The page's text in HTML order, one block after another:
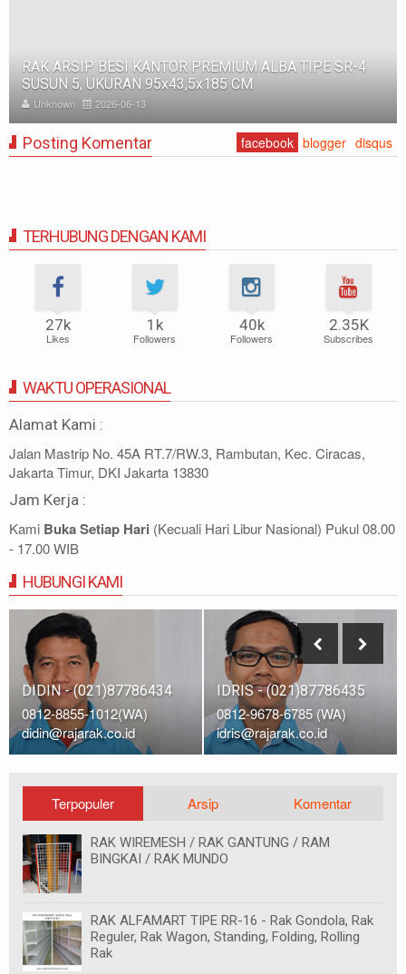
ALBA TIPE SR-4
CM
RAK BESI SUSUN GUDANG
500, WARNA FULL BIRU,
Posting Komentar facebook blogger disqus
TERHUBUNG DENGAN KAMI
27k
Likes
1k
Followers
40k
Followers
2.35K
Subscribes
WAKTU OPERASIONAL
Alamat Kami :
Jalan Mastrip No. 45A RT.7/RW.3, Rambutan, Kec. Ciracas,
Jakarta Timur, DKI Jakarta 13830
Jam Kerja :
Kami Buka Setiap Hari (Kecuali Hari Libur Nasional) Pukul 08.00
- 17.00 WIB
HUBUNGI KAMI
IDRIS - (021)87786435
0812-9678-6785 (WA)
idris@rajarak.co.id
DIDIN - (021)87786434
0812-8855-1012(WA)
didin@rajarak.co.id
Terpopuler Arsip Komentar
RAK WIREMESH / RAK GANTUNG / RAM
BINGKAI / RAK MUNDO
RAK ALFAMART TIPE RR-16 - Rak Gondola, Rak
Reguler, Rak Wagon, Standing, Folding, Rolling
Rak